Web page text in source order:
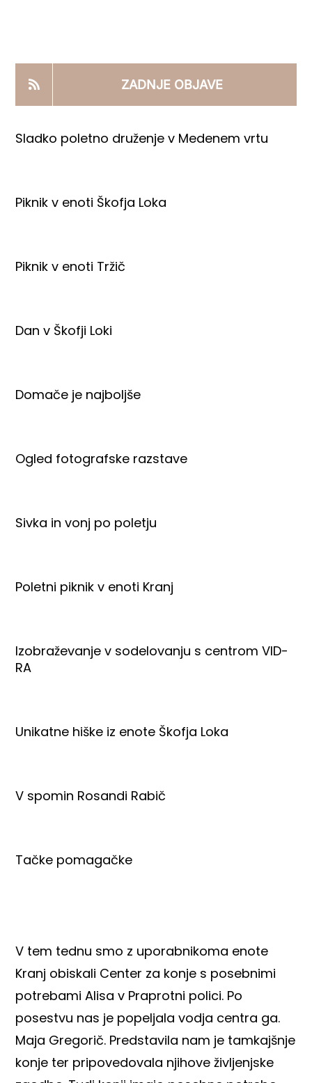
PRODAJNI IZDELKI
AKTUALNO
ZADNJE OBJAVE
Sladko poletno druženje v Medenem vrtu
Piknik v enoti Škofja Loka
Piknik v enoti Tržič
Dan v Škofji Loki
Domače je najboljše
Ogled fotografske razstave
Sivka in vonj po poletju
Poletni piknik v enoti Kranj
Izobraževanje v sodelovanju s centrom VID-
RA
Unikatne hiške iz enote Škofja Loka
V spomin Rosandi Rabič
Tačke pomagačke
V tem tednu smo z uporabnikoma enote
Kranj obiskali Center za konje s posebnimi
potrebami Alisa v Praprotni polici. Po
posestvu nas je popeljala vodja centra ga.
Maja Gregorič. Predstavila nam je tamkajšnje
konje ter pripovedovala njihove življenjske